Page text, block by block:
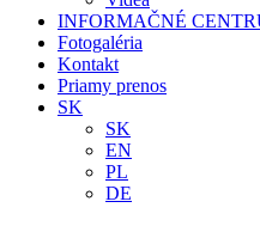
INFORMAČNÉ
Fotogaléria
Kontakt
Priamy prenos
SK
SK
EN
PL
DE